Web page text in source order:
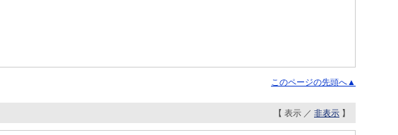
このページの先頭へ▲
【 表示 ／ 非表示 】